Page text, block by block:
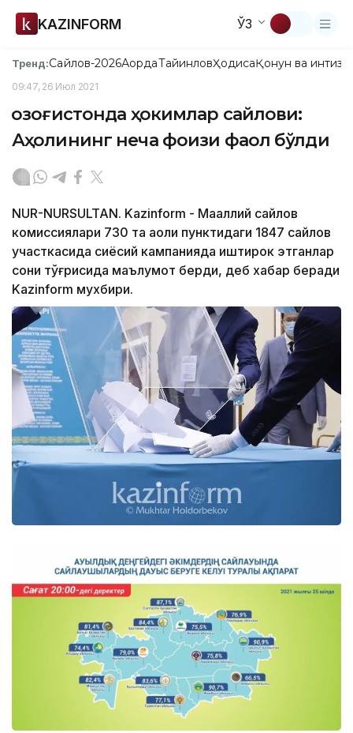
KAZINFORM ЎЗ
Тренд:Сайлов-2026АқордаТайинловҲодисаҚонун ва
09:47, 26 Июл 2021
Қозоғистонда ҳокимлар сайлови:
Аҳолининг неча фоизи фаол бўлди
NUR-NURSULTAN. Kazinform - Маҳаллий сайлов
комиссиялари 730 та аҳоли пунктидаги 1847 сайлов
участкасида сиёсий кампанияда иштирок этганлар
сони тўғрисида маълумот берди, деб хабар беради
Kazinform мухбири.